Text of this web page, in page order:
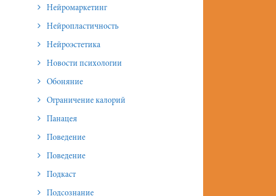
Нейромаркетинг
Нейропластичность
Нейроэстетика
Новости психологии
Обоняние
Ограничение калорий
Панацея
Поведение
Поведение
Подкаст
Подсознание